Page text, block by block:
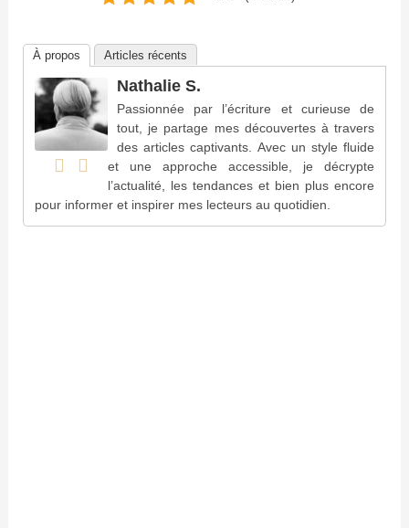
À propos Articles récents
Nathalie S.
Passionnée par l’écriture et curieuse de
tout, je partage mes découvertes à travers
des articles captivants. Avec un style fluide
et une approche accessible, je décrypte
l’actualité, les tendances et bien plus encore
pour informer et inspirer mes lecteurs au quotidien.